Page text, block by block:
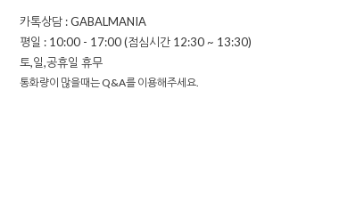
카톡상담 : GABALMANIA
평일 : 10:00 - 17:00 (점심시간 12:30 ~ 13:30)
토,일,공휴일 휴무
통화량이 많을때는 Q&A를 이용해주세요.